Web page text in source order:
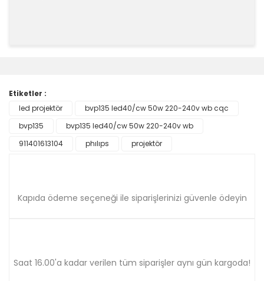
Ürün resmi kalitesiz, bozuk veya görüntülenemiyor.
Ürün açıklamasında eksik bilgiler bulunuyor.
Ürün bilgilerinde hatalar bulunuyor.
Etiketler :
led projektör
bvp135 led40/cw 50w 220-240v wb cqc
bvp135
bvp135 led40/cw 50w 220-240v wb
911401613104
phılıps projektör
Kapıda ödeme seçeneği ile siparişlerinizi güvenle ödeyin
Saat 16.00'a kadar verilen tüm siparişler aynı gün kargoda!